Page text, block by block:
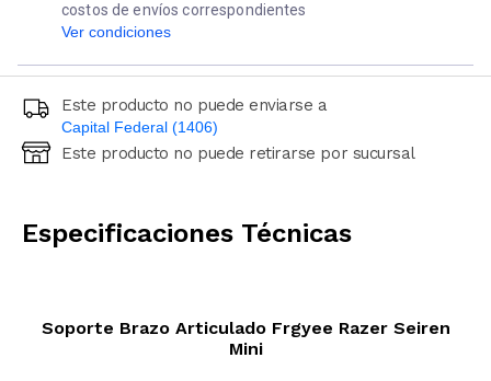
costos de envíos correspondientes
Ver condiciones
Este producto no puede enviarse a
Capital Federal (1406)
Ingresá código postal (sólo números)
Este producto no puede retirarse por sucursal
Especificaciones Técnicas
Soporte Brazo Articulado Frgyee Razer Seiren
Mini